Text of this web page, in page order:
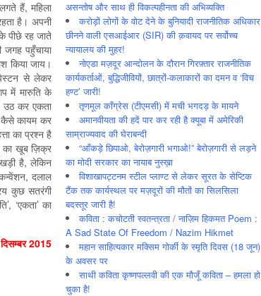
हैं, महिला
है। अपनी
पीछे रह जाते
पहुँचाया
किया जाय।
से लेकर
में मारुति के
उठ कर एकता
कैसे कायम कर
का प्रश्न है
का खूब ज़िक्र
है, लेकिन
दलाल
कुछ सतरंगी
‘एकता’ का
दिसम्‍बर2015
असन्‍तोष और साथ ही विकल्‍पहीनता की अभिव्‍यक्ति
करोड़ों लोगों के वोट देने के बुनियादी राजनीतिक अधिकार
छीनने वाली एसआईआर (SIR) की क़वायद पर सर्वोच्च
न्यायालय की मुहर!
नोएडा मज़दूर आन्दोलन के दौरान गिरफ़्तार राजनीतिक
कार्यकर्ताओं, बुद्धिजीवियों, छात्रों-कलाकारों का दमन व ‘विच
हण्ट’ जारी!
तृणमूल काँग्रेस (टीएमसी) में मची भगदड़ के मायने
अमानवीयता की हदें पार कर रही है क्यूबा में अमेरिकी
साम्राज्यवाद की घेराबन्दी
“आँकड़े छिपाओ, बेरोज़गारी भगाओ!” बेरोज़गारी से लड़ने
का मोदी सरकार का नायाब नुस्ख़ा
विशाखापट्टनम स्टील प्लाण्ट से लेकर सूरत के सेप्टिक
टैंक तक कार्यस्थल पर मज़दूरों की मौतों का सिलसिला
बदस्तूर जारी है!
कविता : कचोटती स्वतन्त्रता / नाज़िम हिकमत Poem :
A Sad State Of Freedom / Nazim Hikmet
महान साहित्यकार मक्सिम गोर्की के स्मृति दिवस (18 जून)
के अवसर पर
साथी कविता कृष्णपल्लवी की एक मौजूँ कविता – हमला हो
चुका है!